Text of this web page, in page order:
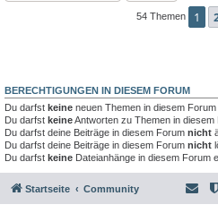
54 Themen 1
BERECHTIGUNGEN IN DIESEM FORUM
Du darfst keine neuen Themen in diesem Forum
Du darfst keineAntworten zu Themen in diesem
Du darfst deine Beiträge in diesem Forum nicht
Du darfst deine Beiträge in diesem Forum nicht
Du darfst keine Dateianhänge in diesem Forum
Startseite Community